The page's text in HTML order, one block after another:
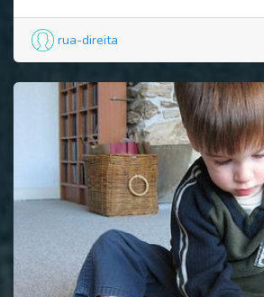
rua-direita